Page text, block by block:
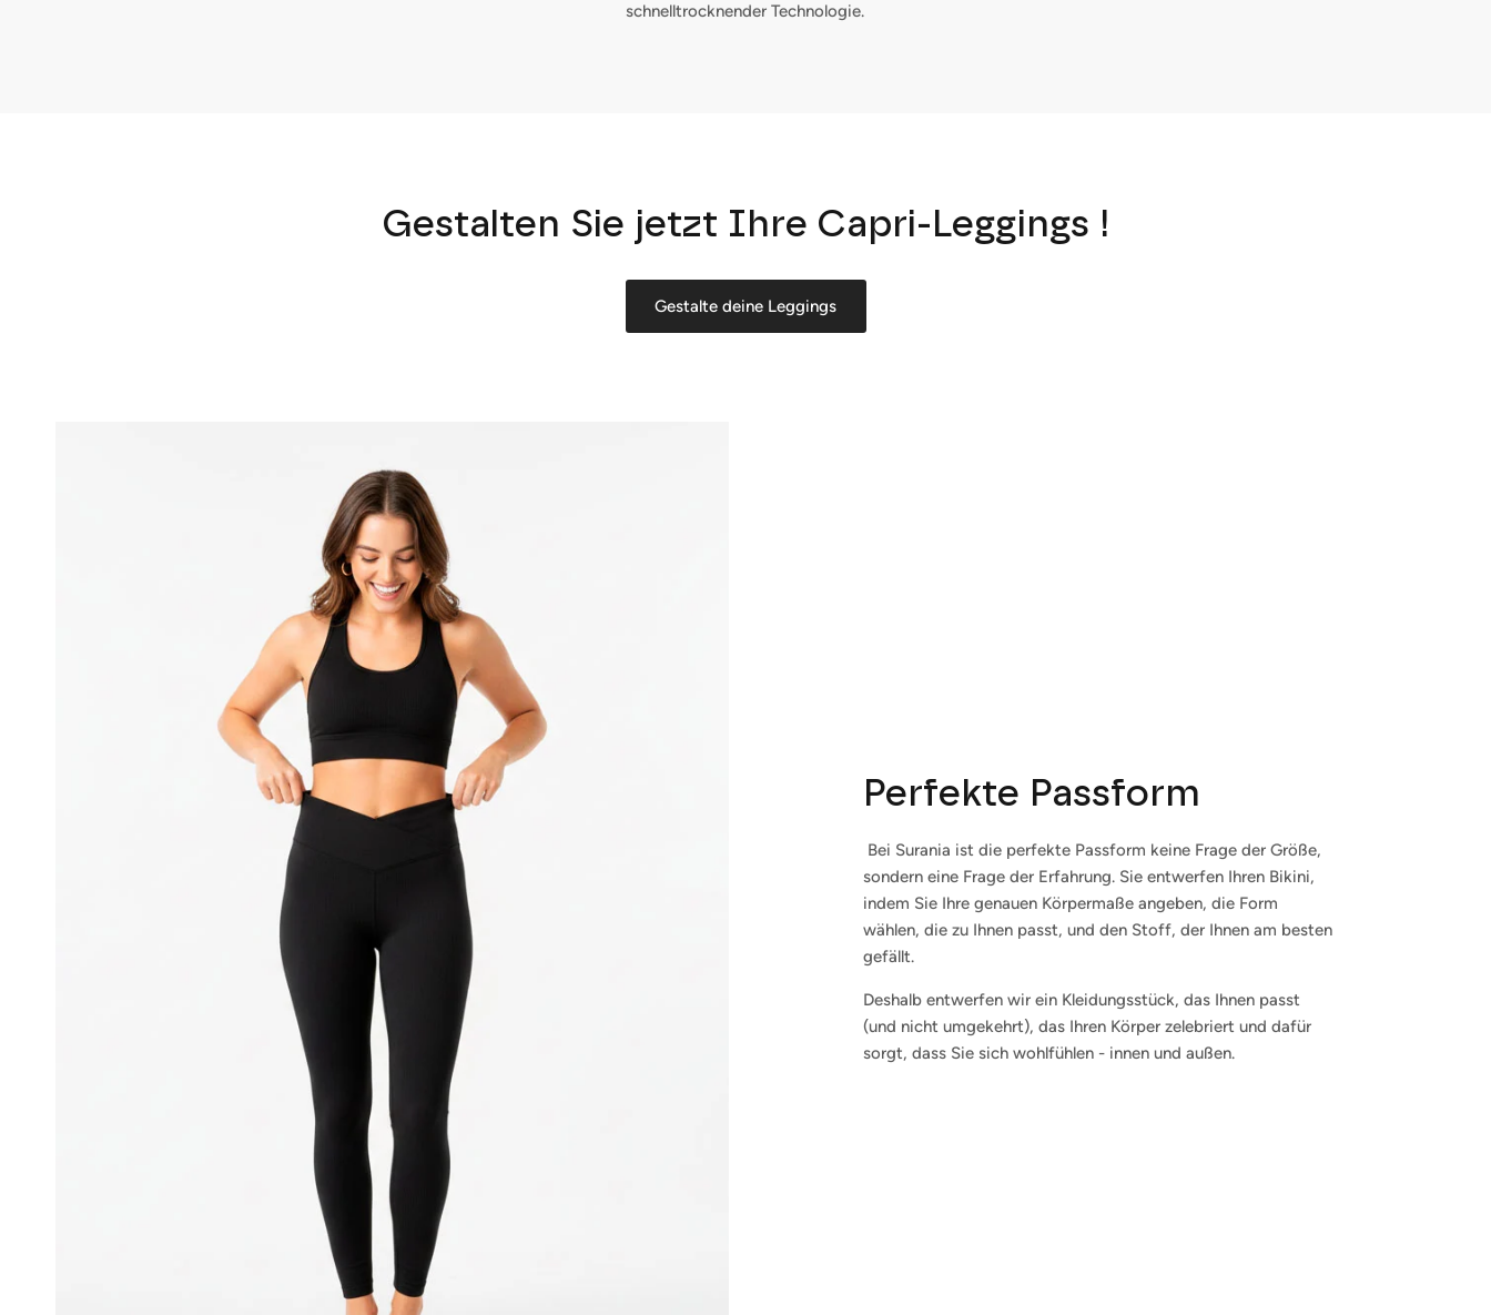
schnelltrocknender Technologie.
Gestalten Sie jetzt Ihre Capri-Leggings !
Gestalte deine Leggings
Perfekte Passform
Bei Surania ist die perfekte Passform keine Frage der Größe,
sondern eine Frage der Erfahrung. Sie entwerfen Ihren Bikini,
indem Sie Ihre genauen Körpermaße angeben, die Form
wählen, die zu Ihnen passt, und den Stoff, der Ihnen am besten
gefällt.
Deshalb entwerfen wir ein Kleidungsstück, das Ihnen passt
(und nicht umgekehrt), das Ihren Körper zelebriert und dafür
sorgt, dass Sie sich wohlfühlen - innen und außen.
Anmelden und sparen